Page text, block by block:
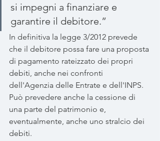
si impegni a finanziare e
garantire il debitore.”
In definitiva la legge 3/2012 prevede
che il debitore possa fare una proposta
di pagamento rateizzato dei propri
debiti, anche nei confronti
dell'Agenzia delle Entrate e dell'INPS.
Può prevedere anche la cessione di
una parte del patrimonio e,
eventualmente, anche uno stralcio dei
debiti.